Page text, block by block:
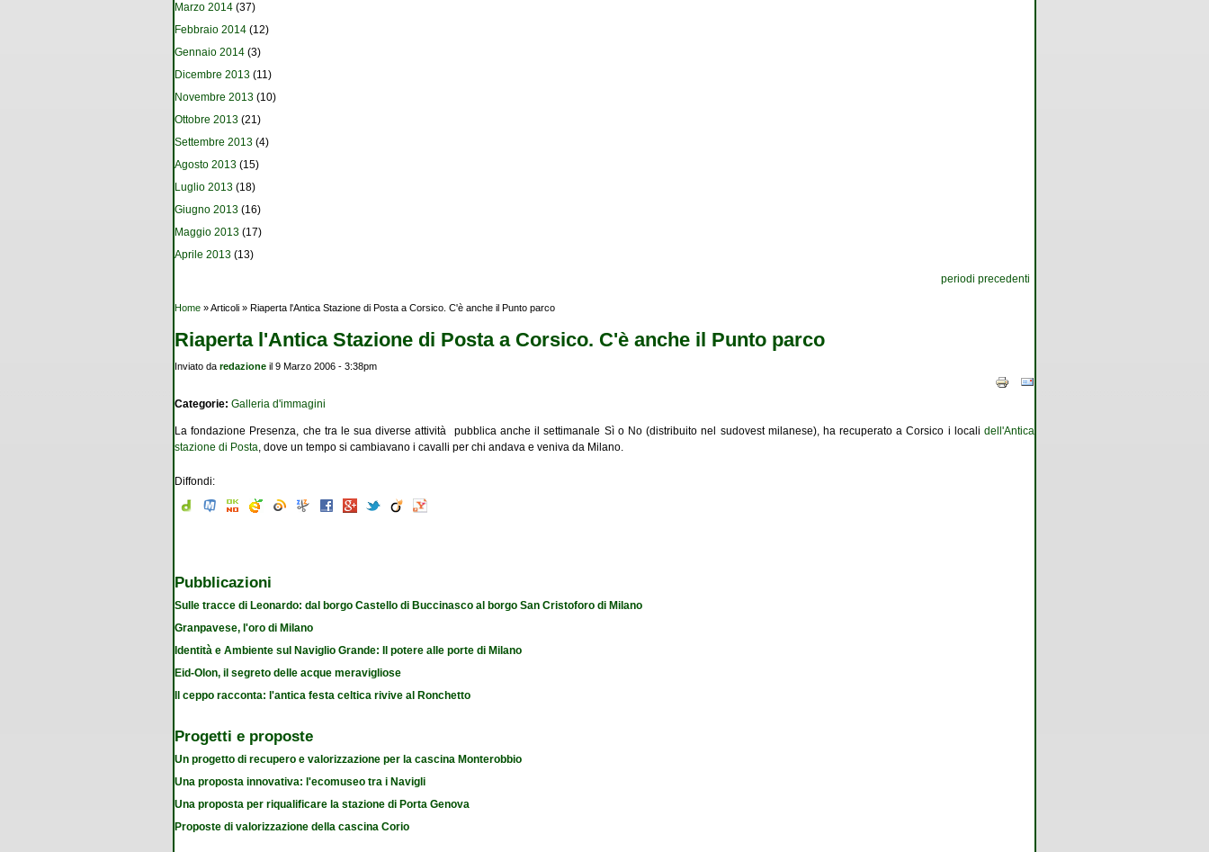
Marzo 2014 (37)
Febbraio 2014 (12)
Gennaio 2014 (3)
Dicembre 2013 (11)
Novembre 2013 (10)
Ottobre 2013 (21)
Settembre 2013 (4)
Agosto 2013 (15)
Luglio 2013 (18)
Giugno 2013 (16)
Maggio 2013 (17)
Aprile 2013 (13)
periodi precedenti
Tu sei qui
Home » Articoli » Riaperta l'Antica Stazione di Posta a Corsico. C'è anche il Punto parco
Riaperta l'Antica Stazione di Posta a Corsico. C'è anche il Punto parco
Inviato da redazione il 9 Marzo 2006 - 3:38pm
Categorie: Galleria d'immagini
La fondazione Presenza, che tra le sua diverse attività pubblica anche il settimanale Sì o No (distribuito nel sudovest milanese), ha recuperato a Corsico i locali dell'Antica
stazione di Posta , dove un tempo si cambiavano i cavalli per chi andava e veniva da Milano.
Diffondi:
Pubblicazioni
Sulle tracce di Leonardo: dal borgo Castello di Buccinasco al borgo San Cristoforo di Milano
Granpavese, l'oro di Milano
Identità e Ambiente sul Naviglio Grande: Il potere alle porte di Milano
Eid-Olon, il segreto delle acque meravigliose
Il ceppo racconta: l'antica festa celtica rivive al Ronchetto
Progetti e proposte
Un progetto di recupero e valorizzazione per la cascina Monterobbio
Una proposta innovativa: l'ecomuseo tra i Navigli
Una proposta per riqualificare la stazione di Porta Genova
Proposte di valorizzazione della cascina Corio